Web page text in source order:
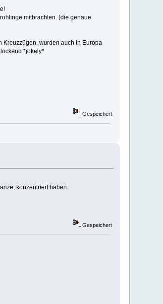
mitbrachten. (die genaue
Kreuzzügen, wurden auch in Europa
*jokely*
Gespeichert
konzentriert haben.
Gespeichert